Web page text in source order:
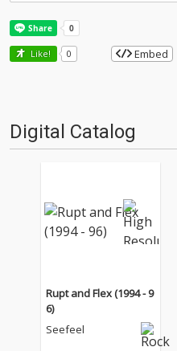
Like! 0 Embed
Digital Catalog
Rupt and Flex (1994 - 9
6)
Seefeel